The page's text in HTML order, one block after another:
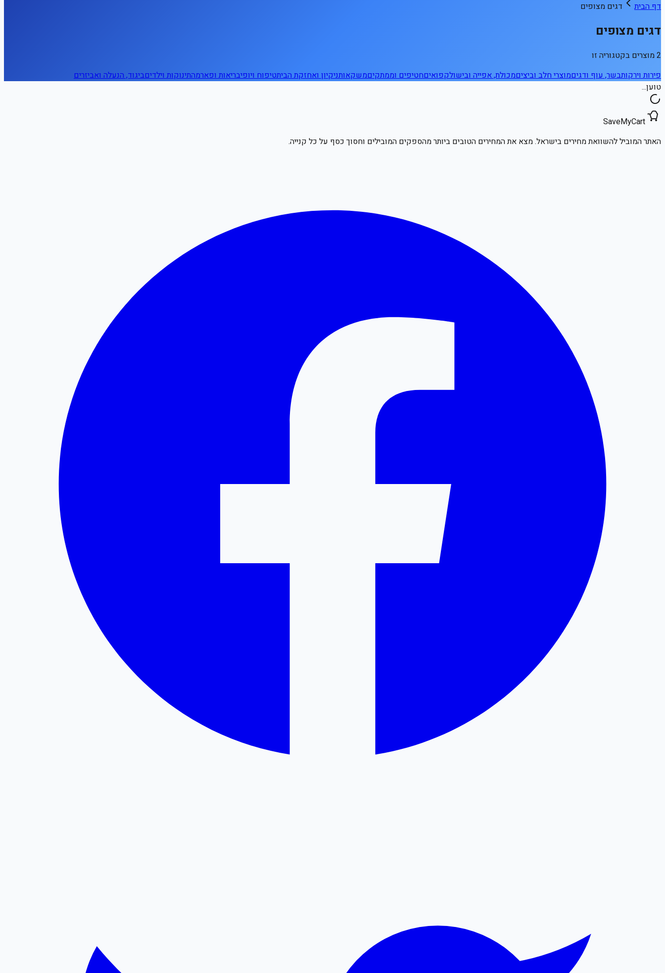
דף הבית דגים מצופים
דגים מצופים
2 מוצרים בקטגוריה זו
פירות וירקותבשר, עוף ודגיםמוצרי חלב וביציםמכולת, אפייה ובישולקפואיםחטיפים וממתקיםמשקאותניקיון ואחזקת הביתטיפוח ויופיבריאות ופארמהתינוקות וילדיםביגוד, הנעלה ואביזרים
טוען...
SaveMyCart
האתר המוביל להשוואת מחירים בישראל. מצא את המחירים הטובים ביותר מהספקים המובילים וחסוך כסף על כל קנייה.